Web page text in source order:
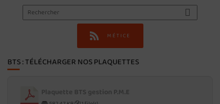
MÉTICE
BTS : TÉLÉCHARGER NOS PLAQUETTES